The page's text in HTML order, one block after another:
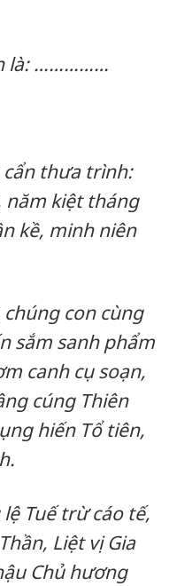
là: ……………
cẩn thưa trình:
năm kiệt tháng
kề, minh niên
con cùng
sắm sanh phẩm
canh cụ soạn,
cúng Thiên
hiến Tổ tiên,
Tuế trừ cáo tế,
Liệt vị Gia
Chủ hương